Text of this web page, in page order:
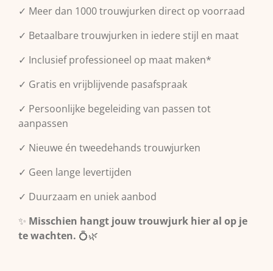
✓ Meer dan 1000 trouwjurken direct op voorraad
✓ Betaalbare trouwjurken in iedere stijl en maat
✓ Inclusief professioneel op maat maken*
✓ Gratis en vrijblijvende pasafspraak
✓ Persoonlijke begeleiding van passen tot
aanpassen
✓ Nieuwe én tweedehands trouwjurken
✓ Geen lange levertijden
✓ Duurzaam en uniek aanbod
✨ Misschien hangt jouw trouwjurk hier al op je
te wachten. 💍🌿